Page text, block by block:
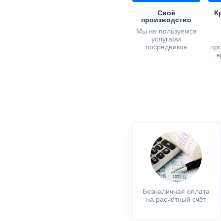
Своё
производство
Мы не пользуемся
услугами
посредников
Безналичная оплата
на расчётный счёт